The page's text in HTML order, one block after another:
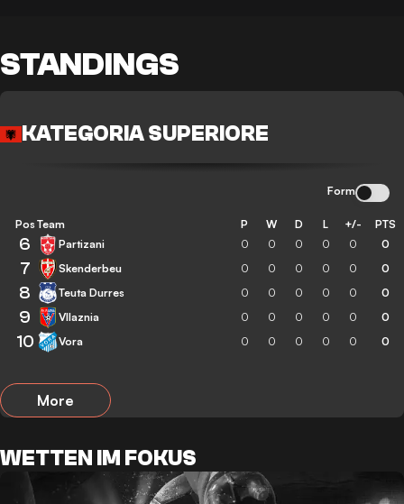
STANDINGS
KATEGORIA SUPERIORE
Form
Pos Team P W D L +/- PTS
6 Partizani 0 0 0 0 0 0
7 Skenderbeu 0 0 0 0 0 0
8 Teuta Durres 0 0 0 0 0 0
9 Vllaznia 0 0 0 0 0 0
10 Vora 0 0 0 0 0 0
More
WETTEN IM FOKUS